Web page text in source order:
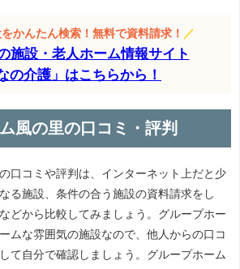
かんたん検索！無料で資料請求！ ／
施設・老人ホーム情報サイト
の介護」はこちらから！
風の里の口コミ・評判
口コミや評判は、インターネット上だと少
る施設、条件の合う施設の資料請求をし
どから比較してみましょう。グループホー
ムな雰囲気の施設なので、他人からの口コ
て自分で確認しましょう。グループホーム